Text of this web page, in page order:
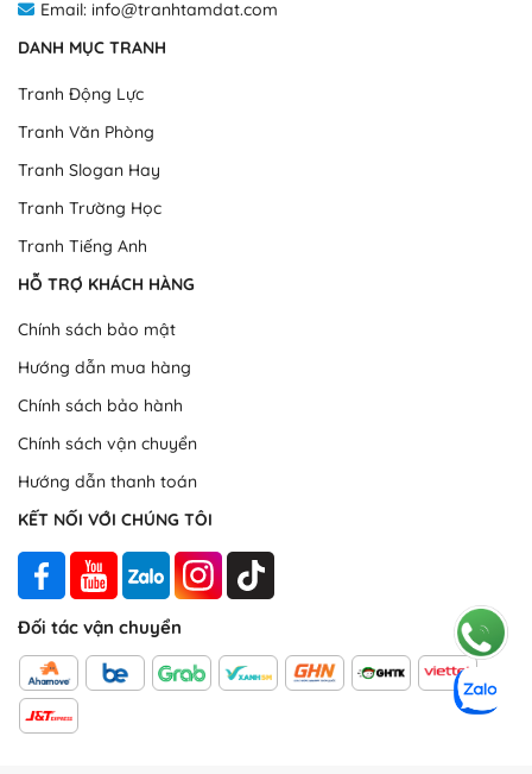
Email: info@tranhtamdat.com
DANH MỤC TRANH
Tranh Động Lực
Tranh Văn Phòng
Tranh Slogan Hay
Tranh Trường Học
Tranh Tiếng Anh
HỖ TRỢ KHÁCH HÀNG
Chính sách bảo mật
Hướng dẫn mua hàng
Chính sách bảo hành
Chính sách vận chuyển
Hướng dẫn thanh toán
KẾT NỐI VỚI CHÚNG TÔI
Đối tác vận chuyển